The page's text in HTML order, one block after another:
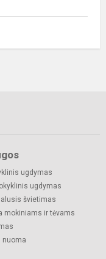
ugdymas
ugdymas
švietimas
mokiniams ir tėvams
nuoma